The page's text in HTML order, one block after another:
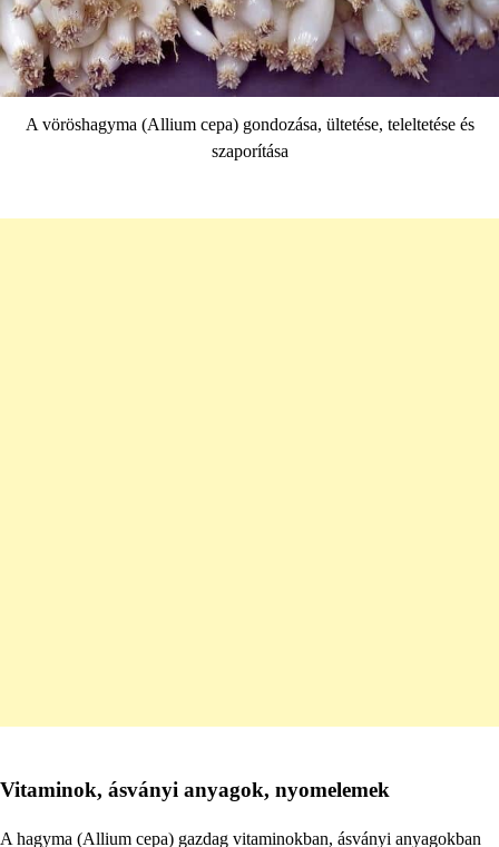
A vöröshagyma (Allium cepa) gondozása, ültetése, teleltetése és
szaporítása
Vitaminok, ásványi anyagok, nyomelemek
A hagyma (Allium cepa) gazdag vitaminokban, ásványi anyagokban